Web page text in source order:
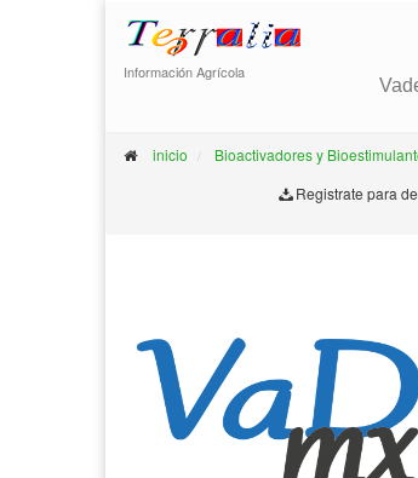
Información Agrícola
inicio Bioactivadores y
Registrate para